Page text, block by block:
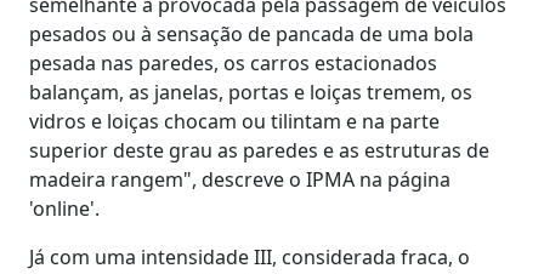
pesados ou à sensação de pancada de uma bola
pesada nas paredes, os carros estacionados
balançam, as janelas, portas e loiças tremem, os
vidros e loiças chocam ou tilintam e na parte
superior deste grau as paredes e as estruturas de
madeira rangem", descreve o IPMA na página
'online'.
Já com uma intensidade III, considerada fraca, o